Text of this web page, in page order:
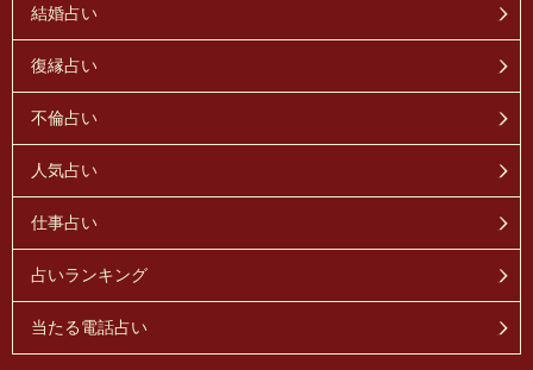
結婚占い
復縁占い
不倫占い
人気占い
仕事占い
占いランキング
当たる電話占い